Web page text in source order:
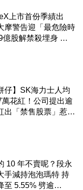
上市首份季績出
摩警告迎「最危險時
億股解禁殺埋身 拆
仔】SK海力士人均
萬花紅！公司提出逾
出「禁售股票」惹工
10 年不賣呢？段永
手減持泡泡瑪特 持
至 5.55% 劈逾